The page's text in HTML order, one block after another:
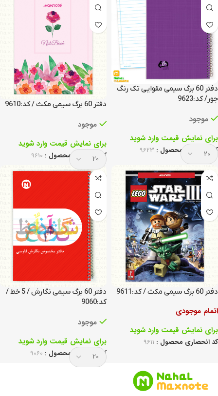
دفتر 60 برگ سیمی مقوایی تک رنگ
جور/ کد:9623
موجود
برای نمایش قیمت وارد شوید
کد انحصاری محصول : 9623
دفتر 60 برگ سیمی مکث / کد:9610
موجود
برای نمایش قیمت وارد شوید
کد انحصاری محصول : 9610
دفتر 60 برگ سیمی مکث / کد:9611
اتمام موجودی
برای نمایش قیمت وارد شوید
کد انحصاری محصول : 9611
دفتر 60 برگ سیمی نگارش / 5 خط /
کد:9060
موجود
برای نمایش قیمت وارد شوید
کد انحصاری محصول : 9060